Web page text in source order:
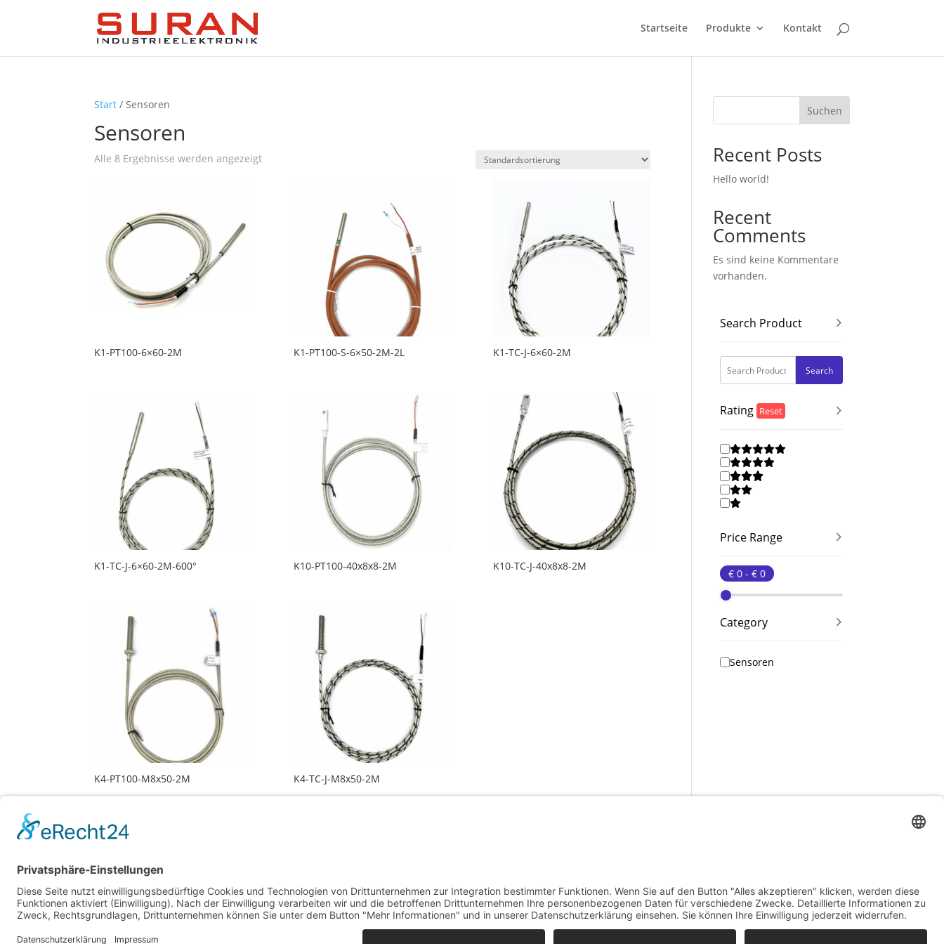
Startseite Produkte Kontakt
Start / Sensoren
Sensoren
Alle 8 Ergebnisse werden angezeigt
K1-PT100-6×60-2M K1-PT100-S-6×50-2M-2L K1-TC-J-6×60-2M
K1-TC-J-6×60-2M-600° K10-PT100-40x8x8-2M K10-TC-J-40x8x8-2M
K4-PT100-M8x50-2M K4-TC-J-M8x50-2M
Suchen
Recent Posts
Hello world!
Recent
Comments
Es sind keine Kommentare
vorhanden.
Search Product
Search
Rating Reset
Price Range
Category
Sensoren
 Rufnummer
07852 4889962
 Email
info@suran-elektronik.de